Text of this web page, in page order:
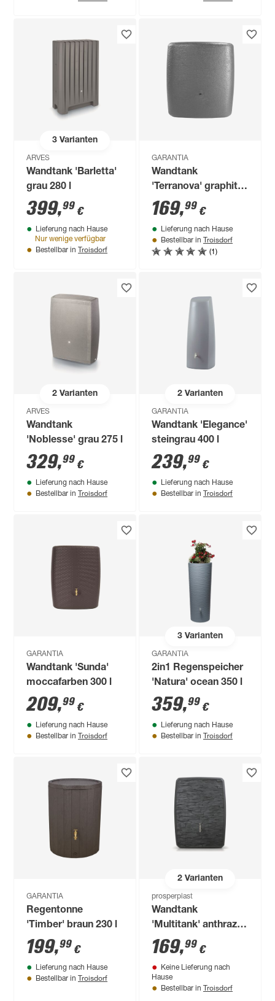
3Varianten
ARVES
Wandtank 'Barletta'
grau 280 l
399,99 €
Lieferung nach Hause
Nur wenige verfügbar
Bestellbar in Troisdorf
GARANTIA
Wandtank
'Terranova' graphite
grey 275 l
169,99 €
Lieferung nach Hause
Bestellbar in Troisdorf
(1)
2Varianten
ARVES
Wandtank
'Noblesse' grau 275 l
329,99 €
Lieferung nach Hause
Bestellbar in Troisdorf
2Varianten
GARANTIA
Wandtank 'Elegance'
steingrau 400 l
239,99 €
Lieferung nach Hause
Bestellbar in Troisdorf
GARANTIA
Wandtank 'Sunda'
moccafarben 300 l
209,99 €
Lieferung nach Hause
Bestellbar in Troisdorf
3Varianten
GARANTIA
2in1 Regenspeicher
'Natura' ocean 350 l
359,99 €
Lieferung nach Hause
Bestellbar in Troisdorf
GARANTIA
Regentonne
'Timber' braun 230 l
199,99 €
Lieferung nach Hause
Bestellbar in Troisdorf
2Varianten
prosperplast
Wandtank
'Multitank' anthrazit
250 l
169,99 €
Keine Lieferung nach
Hause
Bestellbar in Troisdorf